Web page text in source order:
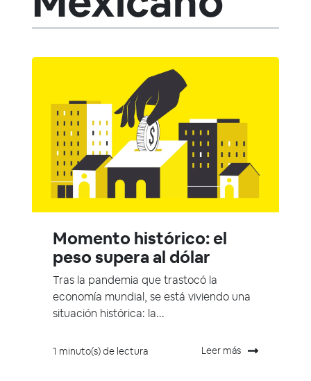
Momento histórico: el
peso supera al dólar
Tras la pandemia que trastocó la
economía mundial, se está viviendo una
situación histórica: la...
1 minuto(s) de lectura Leer más